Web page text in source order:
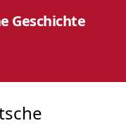
Geschichte